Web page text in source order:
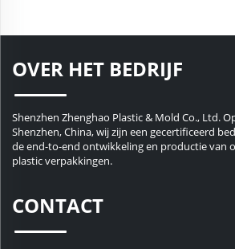
OVER HET BEDRIJF
Shenzhen Zhenghao Plastic & Mold Co., Ltd.
Shenzhen, China, wij zijn een gecertificeerd
de end-to-end ontwikkeling en productie van
plastic verpakkingen.
CONTACT